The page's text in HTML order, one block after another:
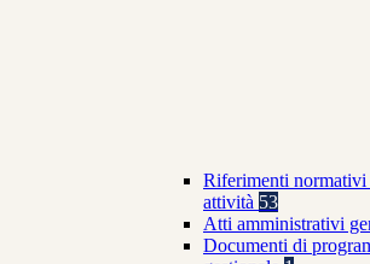
Riferimenti normativi
attività 53
Atti amministrativi
Documenti di